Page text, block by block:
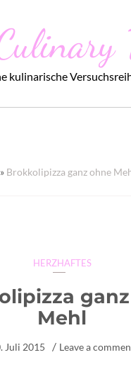
kulinarische
» Brokkolipizza ganz ohne
HERZHAFTES
Mehl
Juli 2015 Leave a